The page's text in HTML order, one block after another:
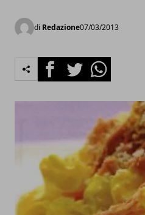
di Redazione07/03/2013
FacebookTwitterWhatsapp